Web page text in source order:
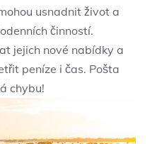
usnadnit život a
činností.
jejich nové nabídky a
peníze i čas. Pošta
chybu!